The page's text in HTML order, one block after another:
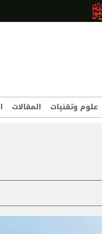
علوم وتقنيات المقالات